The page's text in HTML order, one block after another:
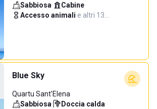
Sabbiosa· Cabine·
Accesso animali·e altri 13…
Blue Sky
Quartu Sant'Elena
Sabbiosa· Doccia calda·